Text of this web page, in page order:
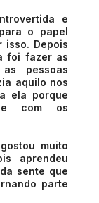
e
o papel
isso. Depois
foi fazer as
pessoas
aquilo nos
ela porque
com os
muito
aprendeu
sente que
parte